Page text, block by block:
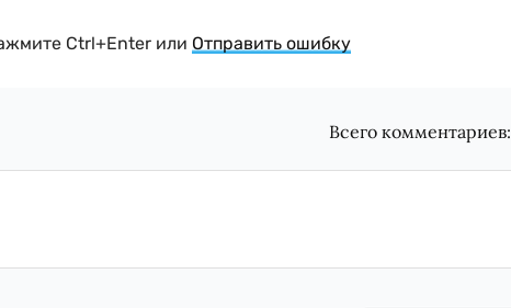
Ctrl+Enter или Отправить ошибку
Всего комментариев: